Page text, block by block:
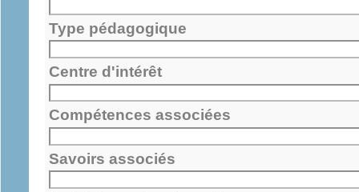
Type pédagogique
Centre d'intérêt
Compétences associées
Savoirs associés